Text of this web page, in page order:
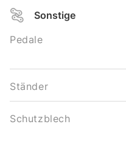
Sonstige
Pedale
Ständer
Schutzblech